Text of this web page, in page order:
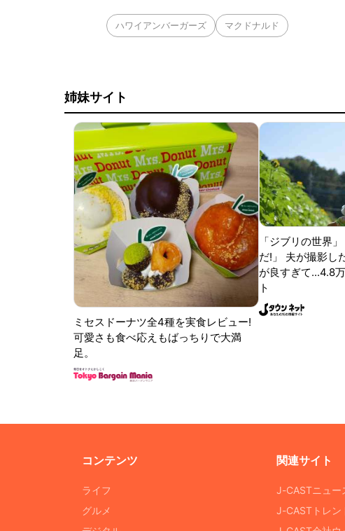
ハワイアンバーガーズ マクドナルド
姉妹サイト
ミセスドーナツ全4種を実食レビュー!
可愛さも食べ応えもばっちりで大満
足。
「ジブリの世界
だ!」 夫が撮影し
が良すぎて...4.8
ト
コンテンツ
ライフ
グルメ
関連サイト
J-CASTニュー
J-CASTトレン